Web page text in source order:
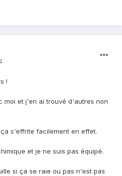
!
moi et j'en ai trouvé d'autres non
s'effrite facilement en effet.
et je ne suis pas équipé.
si ça se raie ou pas n'est pas